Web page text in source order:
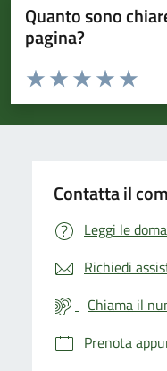
Quanto sono
pagina?
Valuta da 1 a 5 stelle la
Valuta
Valuta 4
Valuta 3 stelle
Valuta 2 stelle su 5
Valuta 1 stelle su 5
Contatta il
Leggi le
Richiedi
Chiama il
Prenota